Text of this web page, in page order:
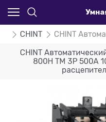
CHINT CHINT
CHINT
800H TM 3P 500А